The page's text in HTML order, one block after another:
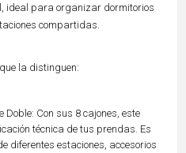
ideal para organizar dormitorios
compartidas.
la distinguen:
Con sus 8 cajones, este
técnica de tus prendas. Es
diferentes estaciones, accesorios